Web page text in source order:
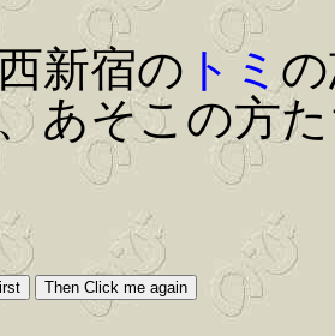
新宿の トミ
あそこの方